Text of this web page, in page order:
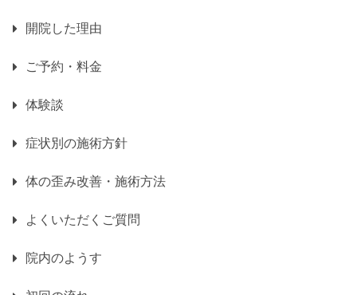
開院した理由
ご予約・料金
体験談
症状別の施術方針
体の歪み改善・施術方法
よくいただくご質問
院内のようす